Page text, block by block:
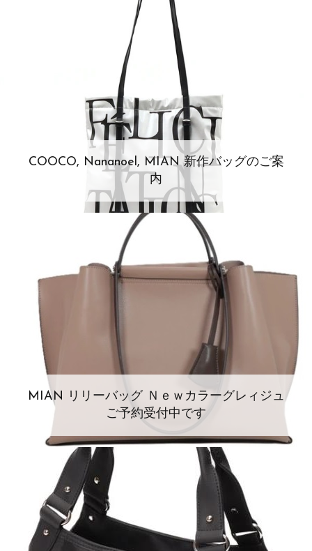
COOCO, Nananoel, MIAN 新作バッグのご案
内
MIAN リリーバッグ Ｎｅｗカラーグレィジュ
ご予約受付中です